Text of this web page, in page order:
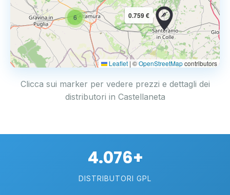
6 0.759 €
Leaflet | ©OpenStreetMapcontributors
Clicca sui marker per vedere prezzi e dettagli dei
distributori in Castellaneta
4.076+
DISTRIBUTORI GPL